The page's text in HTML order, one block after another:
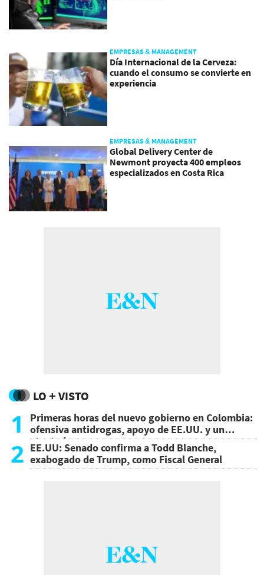
EMPRESAS & MANAGEMENT
Día Internacional de la Cerveza:
cuando el consumo se convierte en
experiencia
EMPRESAS & MANAGEMENT
Global Delivery Center de
Newmont proyecta 400 empleos
especializados en Costa Rica
LO + VISTO
1
Primeras horas del nuevo gobierno en Colombia:
ofensiva antidrogas, apoyo de EE.UU. y un
atentado
2 EE.UU: Senado confirma a Todd Blanche,
exabogado de Trump, como Fiscal General